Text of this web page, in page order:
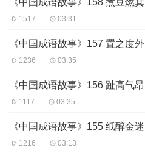
《中国成语故事》158 煮豆燃萁
1517 03:31
《中国成语故事》157 置之度外
1236 03:35
《中国成语故事》156 趾高气昂
1117 03:35
《中国成语故事》155 纸醉金迷
1216 03:13